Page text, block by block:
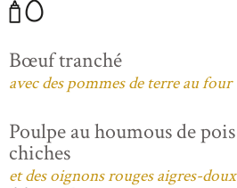
Bœuf tranché
avec des pommes de terre au four
Poulpe au houmous de pois
chiches
et des oignons rouges aigres-doux